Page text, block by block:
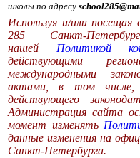
школы по адресу
Используя и/или
285 Санкт-
нашей Политикой
действующими
международными
актами, в том числе,
действующего
Администрация сайта
момент изменять
данные изменения на
Санкт-Петербурга.